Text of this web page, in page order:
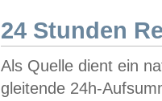
24 Stunden
Als Quelle dient ein
gleitende 24h-